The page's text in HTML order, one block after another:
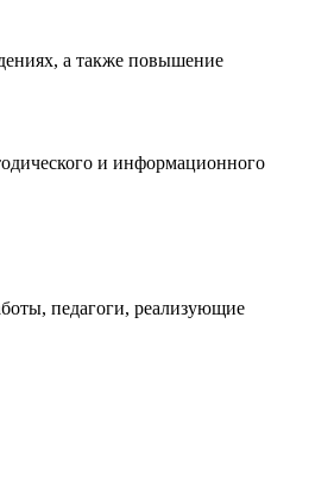
а также повышение
и информационного
педагоги, реализующие